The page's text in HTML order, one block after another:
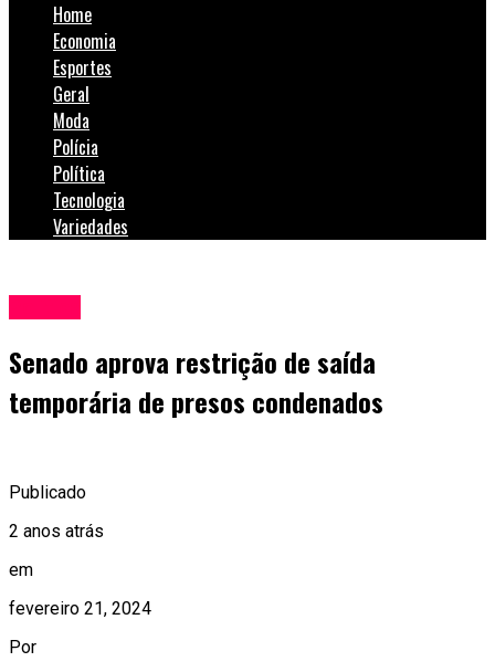
Home
Economia
Esportes
Geral
Moda
Polícia
Política
Tecnologia
Variedades
Senado aprova restrição de saída
temporária de presos condenados
Publicado
2 anos atrás
em
fevereiro 21, 2024
Por